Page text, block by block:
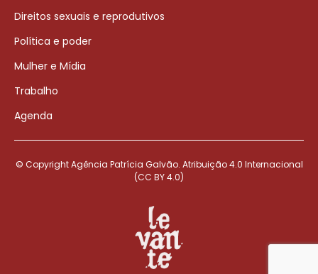
Direitos sexuais e reprodutivos
Política e poder
Mulher e Mídia
Trabalho
Agenda
© Copyright Agência Patrícia Galvão. Atribuição 4.0 Internacional
(CC BY 4.0)